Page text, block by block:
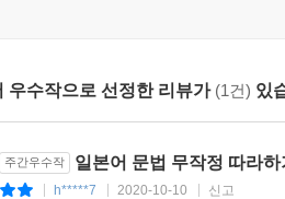
너에서는 각 과에서 익힌 문법이 글
원도 필요 없다!
리 선생님은 서울대에서 10년 이상
우수작으로 선정한 리뷰가 (1건) 있
주간우수작 일본어 문법 무작정 따라
h*****7 2020-10-10 신고